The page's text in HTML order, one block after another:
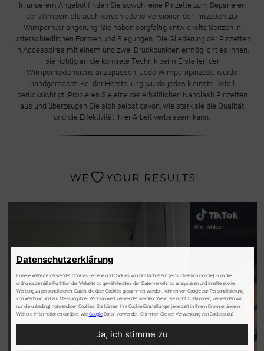
In unserem Angebot finden Sie sowohl eine Pinzette zum Separieren
der Wimpern als auch verschiedene Versionen der Pinzetten zur
Wimpernverlängerung. Sie haben sorgfältig entwickelte Spitzen in
unterschiedlichen Formen und Biegungen. Die Gliederung der Pinzetten
in Accessoires mit einem und zwei Druckpunkten ermöglicht es Ihnen,
sie richtig an die konkrete Technik beim Erstellen der
Wimpernextensions anzupassen. Jede Wimpernpinzette wurde
handgemacht. Bei der Herstellung wurde jedes kleinste Detail
berücksichtigt. Probieren Sie eine der erhältlichen Nanolash Pinzetten
aus und überzeugen Sie sich selbst davon, wie stark sie die Qualität
und die Effektivität Ihrer Arbeit verbessern kann.
Datenschutzerklärung
Unsere Website verwendet Cookies - eigene und Cookies von Drittanbietern (einschließlich Google) - um die
ordnungsgemäße Funktion der Website zu gewährleisten, den Datenverkehr zu analysieren und Inhalte sowie
Werbung zu personalisieren. Daten, die über Cookies gesammelt werden, können von Google zur Personalisierung
von Werbung und zur Messung ihrer Wirksamkeit verwendet werden. Wenn Sie nicht zustimmen, verwenden wir
nur die unbedingt notwendigen Cookies. Sie können Ihre Cookie-Einstellungen jederzeit in Ihrem Browser ändern.
Weitere Informationen darüber, wie GoogleDaten verwendet: Stimmen Sie der Verwendung von Cookies zu?
Ja, ich stimme zu